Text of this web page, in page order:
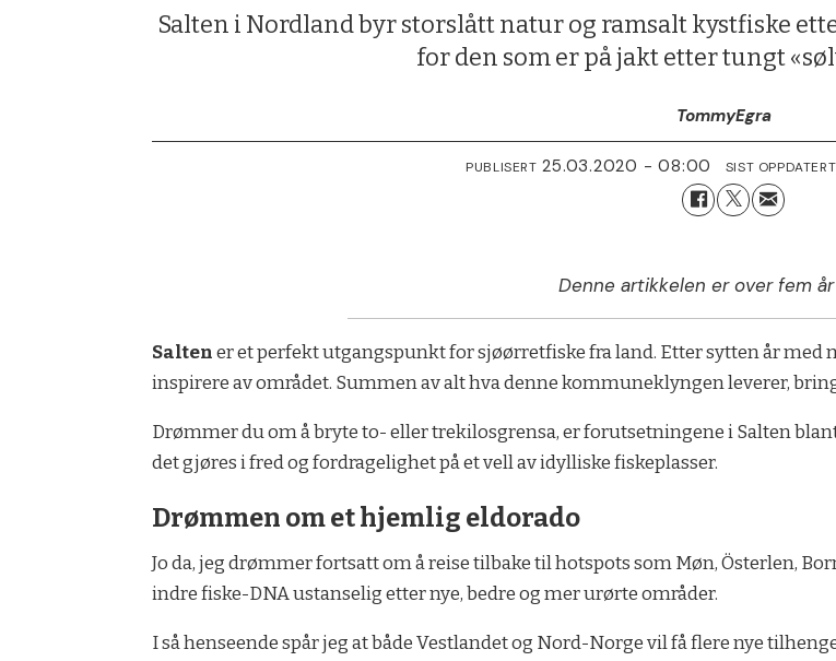
Salten i Nordland byr storslått natur og ramsalt kystfiske
for den som er på jakt etter tungt
TommyEgra
PUBLISERT 25.03.2020 - 08:00 SIST OPPDATERT
Denne artikkelen er over fem år
Saltener et perfekt utgangspunkt for sjøørretfiske fra land. Etter sytten år med
inspirere av området. Summen av alt hva denne kommuneklyngen leverer,
Drømmer du om å bryte to- eller trekilosgrensa, er forutsetningene i Salten
det gjøres i fred og fordragelighet på et vell av idylliske fiskeplasser.
Drømmen om et hjemlig eldorado
Jo da, jeg drømmer fortsatt om å reise tilbake til hotspots som Møn, Österlen,
indre fiske-DNA ustanselig etter nye, bedre og mer urørte områder.
I så henseende spår jeg at både Vestlandet og Nord-Norge vil få flere nye